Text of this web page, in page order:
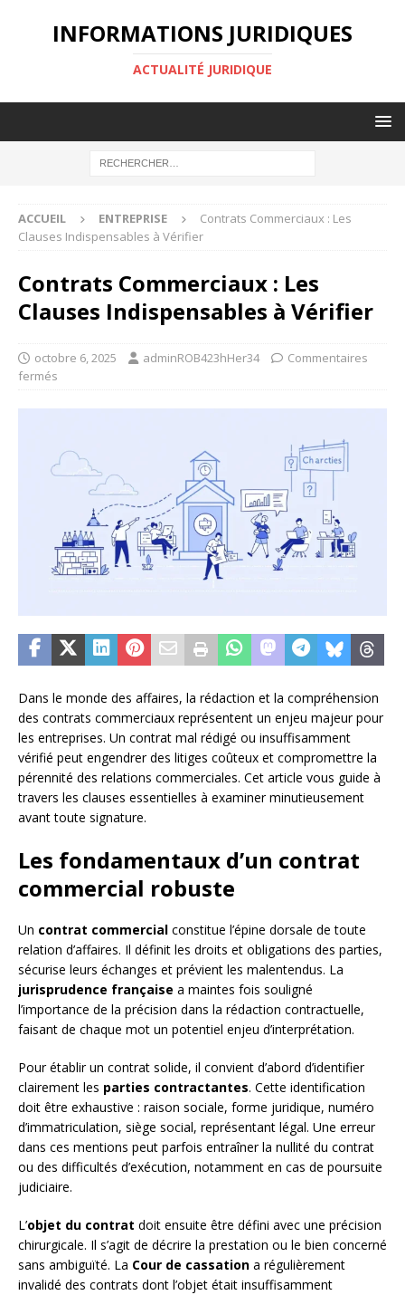
INFORMATIONS JURIDIQUES
ACTUALITÉ JURIDIQUE
ACCUEIL ENTREPRISE
Contrats Commerciaux : Les
Clauses Indispensables à Vérifier
Contrats Commerciaux : Les
Clauses Indispensables à Vérifier
octobre 6, 2025 adminROB423hHer34
Commentaires
fermés
Dans le monde des affaires, la rédaction et la compréhension
des contrats commerciaux représentent un enjeu majeur pour
les entreprises. Un contrat mal rédigé ou insuffisamment
vérifié peut engendrer des litiges coûteux et compromettre la
pérennité des relations commerciales. Cet article vous guide à
travers les clauses essentielles à examiner minutieusement
avant toute signature.
Les fondamentaux d’un contrat
commercial robuste
Un contrat commercial constitue l’épine dorsale de toute
relation d’affaires. Il définit les droits et obligations des parties,
sécurise leurs échanges et prévient les malentendus. La
jurisprudence française a maintes fois souligné
l’importance de la précision dans la rédaction contractuelle,
faisant de chaque mot un potentiel enjeu d’interprétation.
Pour établir un contrat solide, il convient d’abord d’identifier
clairement les parties contractantes. Cette identification
doit être exhaustive : raison sociale, forme juridique, numéro
d’immatriculation, siège social, représentant légal. Une erreur
dans ces mentions peut parfois entraîner la nullité du contrat
ou des difficultés d’exécution, notamment en cas de poursuite
judiciaire.
L’objet du contrat doit ensuite être défini avec une précision
chirurgicale. Il s’agit de décrire la prestation ou le bien concerné
sans ambiguïté. La Cour de cassation a régulièrement
invalidé des contrats dont l’objet était insuffisamment